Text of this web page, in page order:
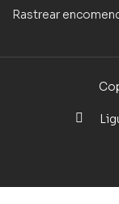
Rastrear